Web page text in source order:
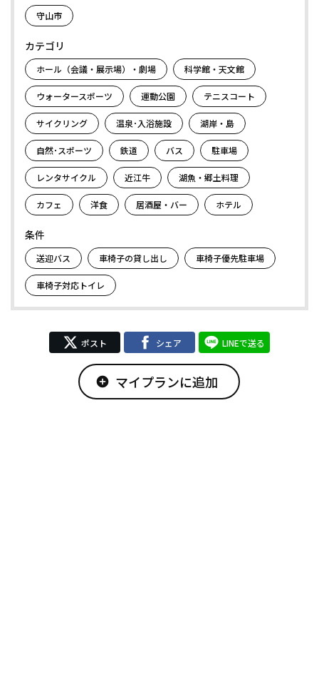
守山市
カテゴリ
ホール（会議・展示場）・劇場 科学館・天文館
ウォータースポーツ 運動公園 テニスコート
サイクリング 温泉･入浴施設 湖岸・島
自然･スポーツ 鉄道 バス 駐車場
レンタサイクル 近江牛 湖魚・郷土料理
カフェ 洋食 居酒屋・バー ホテル
条件
送迎バス 車椅子の貸し出し 車椅子優先駐車場
車椅子対応トイレ
ポスト シェア LINEで送る
add_circle マイプランに追加